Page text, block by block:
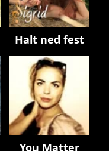
Halt ned fest
You Matter